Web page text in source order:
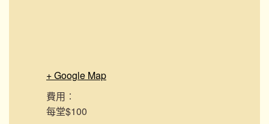
+ Google Map
費用︰
每堂$100